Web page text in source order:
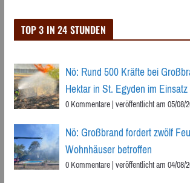
TOP 3 IN 24 STUNDEN
Nö: Rund 500 Kräfte bei
Hektar in St. Egyden im Einsatz
0 Kommentare|veröffentlicht am 05/08/
Nö: Großbrand fordert zwölf
Wohnhäuser betroffen
0 Kommentare|veröffentlicht am 04/08/